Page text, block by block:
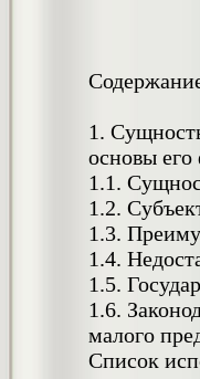
1.
основы
1.1.
1.2.
1.3.
1.4.
1.5.
1.6.
малого
Список